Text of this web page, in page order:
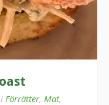
i Förrätter, Mat,